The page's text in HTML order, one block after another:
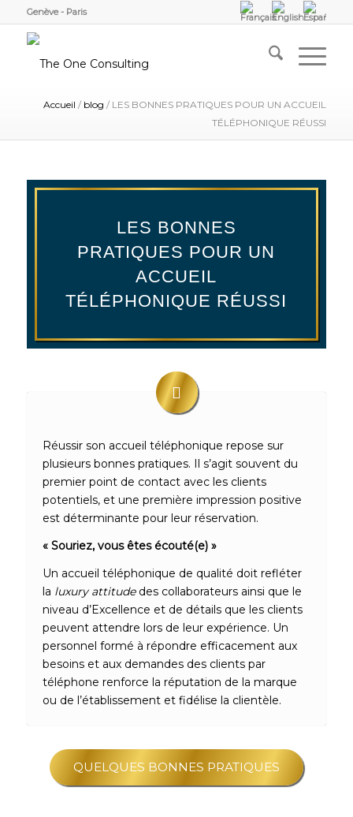
Genève - Paris
Accueil / blog / LES BONNES PRATIQUES POUR UN ACCUEIL
TÉLÉPHONIQUE RÉUSSI
LES BONNES
PRATIQUES POUR UN
ACCUEIL
TÉLÉPHONIQUE RÉUSSI
Réussir son accueil téléphonique repose sur
plusieurs bonnes pratiques. Il s’agit souvent du
premier point de contact avec les clients
potentiels, et une première impression positive
est déterminante pour leur réservation.
« Souriez, vous êtes écouté(e) »
Un accueil téléphonique de qualité doit refléter
la luxury attitudedes collaborateurs ainsi que le
niveau d’Excellence et de détails que les clients
peuvent attendre lors de leur expérience. Un
personnel formé à répondre efficacement aux
besoins et aux demandes des clients par
téléphone renforce la réputation de la marque
ou de l’établissement et fidélise la clientèle.
QUELQUES BONNES PRATIQUES